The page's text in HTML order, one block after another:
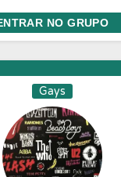
NO GRUPO
Gays